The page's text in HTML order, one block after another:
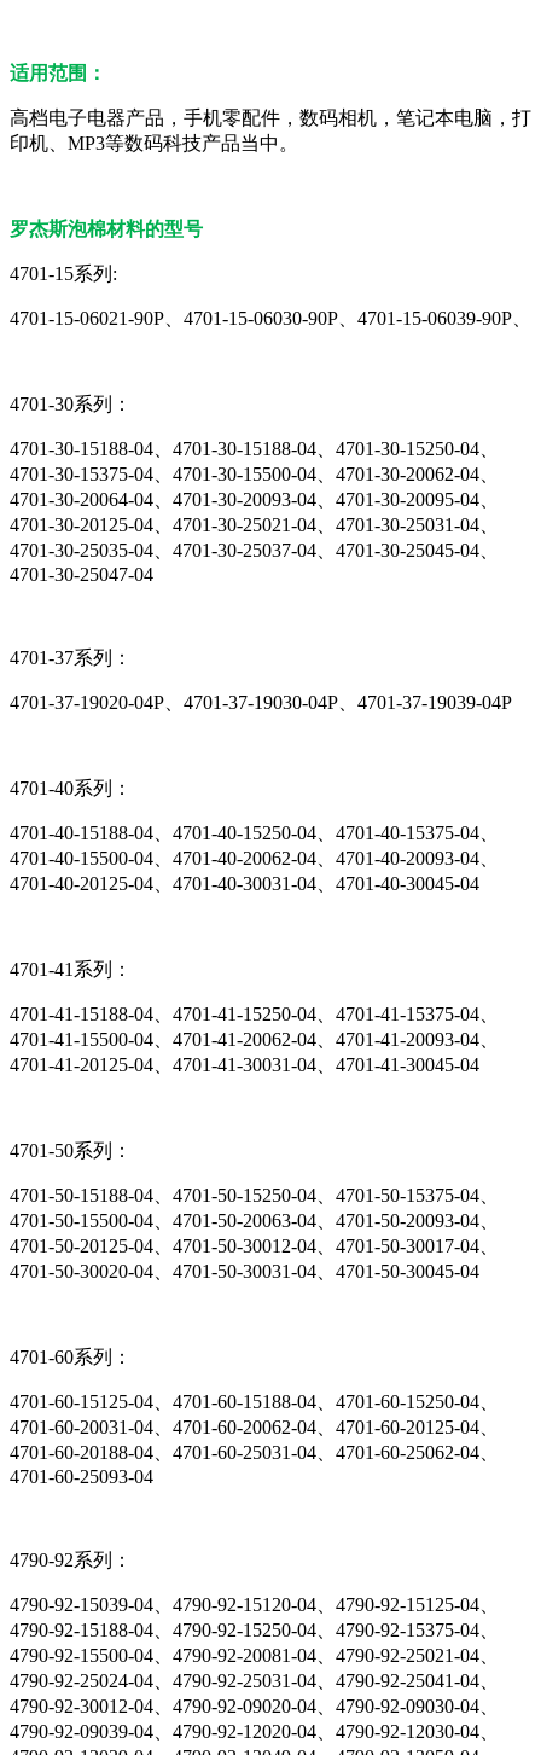
适用范围：
高档电子电器产品，手机零配件，数码相机，笔记本电脑，打
印机、MP3等数码科技产品当中。
罗杰斯泡棉材料的型号
4701-15系列:
4701-15-06021-90P、4701-15-06030-90P、4701-15-06039-90P、
4701-30系列：
4701-30-15188-04、4701-30-15188-04、4701-30-15250-04、
4701-30-15375-04、4701-30-15500-04、4701-30-20062-04、
4701-30-20064-04、4701-30-20093-04、4701-30-20095-04、
4701-30-20125-04、4701-30-25021-04、4701-30-25031-04、
4701-30-25035-04、4701-30-25037-04、4701-30-25045-04、
4701-30-25047-04
4701-37系列：
4701-37-19020-04P、4701-37-19030-04P、4701-37-19039-04P
4701-40系列：
4701-40-15188-04、4701-40-15250-04、4701-40-15375-04、
4701-40-15500-04、4701-40-20062-04、4701-40-20093-04、
4701-40-20125-04、4701-40-30031-04、4701-40-30045-04
4701-41系列：
4701-41-15188-04、4701-41-15250-04、4701-41-15375-04、
4701-41-15500-04、4701-41-20062-04、4701-41-20093-04、
4701-41-20125-04、4701-41-30031-04、4701-41-30045-04
4701-50系列：
4701-50-15188-04、4701-50-15250-04、4701-50-15375-04、
4701-50-15500-04、4701-50-20063-04、4701-50-20093-04、
4701-50-20125-04、4701-50-30012-04、4701-50-30017-04、
4701-50-30020-04、4701-50-30031-04、4701-50-30045-04
4701-60系列：
4701-60-15125-04、4701-60-15188-04、4701-60-15250-04、
4701-60-20031-04、4701-60-20062-04、4701-60-20125-04、
4701-60-20188-04、4701-60-25031-04、4701-60-25062-04、
4701-60-25093-04
4790-92系列：
4790-92-15039-04、4790-92-15120-04、4790-92-15125-04、
4790-92-15188-04、4790-92-15250-04、4790-92-15375-04、
4790-92-15500-04、4790-92-20081-04、4790-92-25021-04、
4790-92-25024-04、4790-92-25031-04、4790-92-25041-04、
4790-92-30012-04、4790-92-09020-04、4790-92-09030-04、
4790-92-09039-04、4790-92-12020-04、4790-92-12030-04、